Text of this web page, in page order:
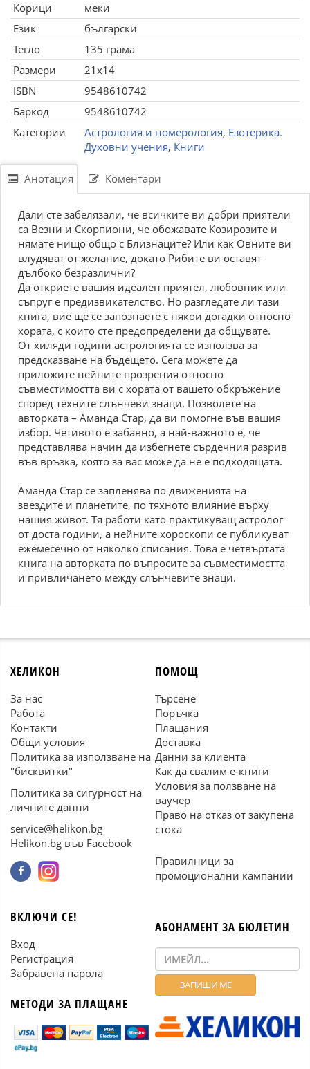
Корици
меки
Език
български
Тегло
135 грама
Размери
21x14
ISBN
9548610742
Баркод
9548610742
Категории
Астрология и номерология, Езотерика.
Духовни учения, Книги
Анотация Коментари
Дали сте забелязали, че всичките ви добри приятели
са Везни и Скорпиони, че обожавате Козирозите и
нямате нищо общо с Близнаците? Или как Овните ви
влудяват от желание, докато Рибите ви оставят
дълбоко безразлични?
Да откриете вашия идеален приятел, любовник или
съпруг е предизвикателство. Но разгледате ли тази
книга, вие ще се запознаете с някои догадки относно
хората, с които сте предопределени да общувате.
От хиляди години астрологията се използва за
предсказване на бъдещето. Сега можете да
приложите нейните прозрения относно
съвместимостта ви с хората от вашето обкръжение
според техните слънчеви знаци. Позволете на
авторката – Аманда Стар, да ви помогне във вашия
избор. Четивото е забавно, а най-важното е, че
представлява начин да избегнете сърдечния разрив
във връзка, която за вас може да не е подходящата.
Аманда Стар се запленява по движенията на
звездите и планетите, по тяхното влияние върху
нашия живот. Тя работи като практикуващ астролог
от доста години, а нейните хороскопи се публикуват
ежемесечно от няколко списания. Това е четвъртата
книга на авторката по въпросите за съвместимостта
и привличането между слънчевите знаци.
ХЕЛИКОН
За нас
Работа
Контакти
Общи условия
Политика за използване на
"бисквитки"
Политика за сигурност на
личните данни
service@helikon.bg
Helikon.bg във Facebook
ПОМОЩ
Търсене
Поръчка
Плащания
Доставка
Данни за клиента
Как да свалим е-книги
Условия за ползване на
ваучер
Право на отказ от закупена
стока
Правилници за
промоционални кампании
ВКЛЮЧИ СЕ!
Вход
Регистрация
Забравена парола
МЕТОДИ ЗА ПЛАЩАНЕ
АБОНАМЕНТ ЗА БЮЛЕТИН